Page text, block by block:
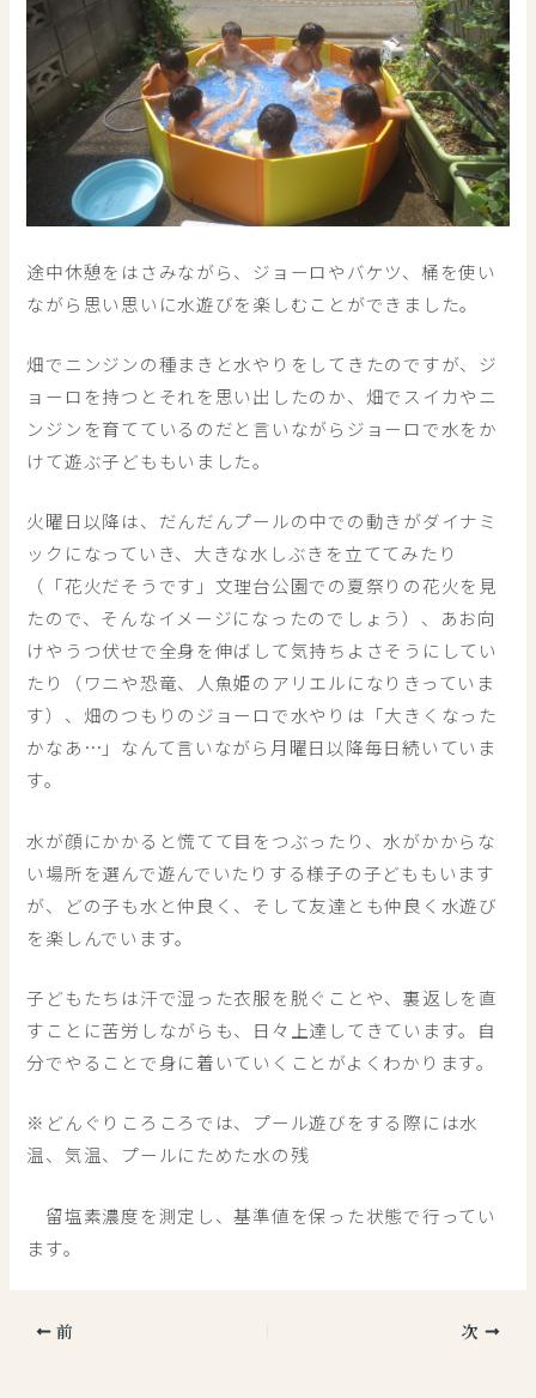
途中休憩をはさみながら、ジョーロやバケツ、桶を使い
ながら思い思いに水遊びを楽しむことができました。
畑でニンジンの種まきと水やりをしてきたのですが、ジ
ョーロを持つとそれを思い出したのか、畑でスイカやニ
ンジンを育てているのだと言いながらジョーロで水をか
けて遊ぶ子どももいました。
火曜日以降は、だんだんプールの中での動きがダイナミ
ックになっていき、大きな水しぶきを立ててみたり
（「花火だそうです」文理台公園での夏祭りの花火を見
たので、そんなイメージになったのでしょう）、あお向
けやうつ伏せで全身を伸ばして気持ちよさそうにしてい
たり（ワニや恐竜、人魚姫のアリエルになりきっていま
す）、畑のつもりのジョーロで水やりは「大きくなった
かなあ…」なんて言いながら月曜日以降毎日続いていま
す。
水が顔にかかると慌てて目をつぶったり、水がかからな
い場所を選んで遊んでいたりする様子の子どももいます
が、どの子も水と仲良く、そして友達とも仲良く水遊び
を楽しんでいます。
子どもたちは汗で湿った衣服を脱ぐことや、裏返しを直
すことに苦労しながらも、日々上達してきています。自
分でやることで身に着いていくことがよくわかります。
※どんぐりころころでは、プール遊びをする際には水
温、気温、プールにためた水の残
留塩素濃度を測定し、基準値を保った状態で行ってい
ます。
前 次